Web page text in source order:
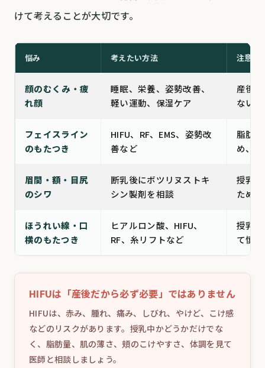
けて考えることが大切です。
悩み 考えたい方法 注意点
顔のむくみ・疲
れ顔
睡眠、栄養、姿勢改善、
軽い運動、保湿ケア
産後
ない。
フェイスライン
のもたつき
HIFU、RF、EMS、姿勢改
善など
脂肪
め、
眉間・額・目尻
のシワ
断乳後にボツリヌストキ
シン製剤を相談
授乳
ため
ほうれい線・口
横のもたつき
ヒアルロン酸、HIFU、
RF、糸リフトなど
授乳
て慎
HIFUは「産後だから必ず必要」ではありません
HIFUは、赤み、腫れ、痛み、しびれ、やけど、こけ感
などのリスクがあります。授乳中かどうかだけでな
く、脂肪量、肌の薄さ、頬のこけやすさ、体調を見て
医師と相談しましょう。